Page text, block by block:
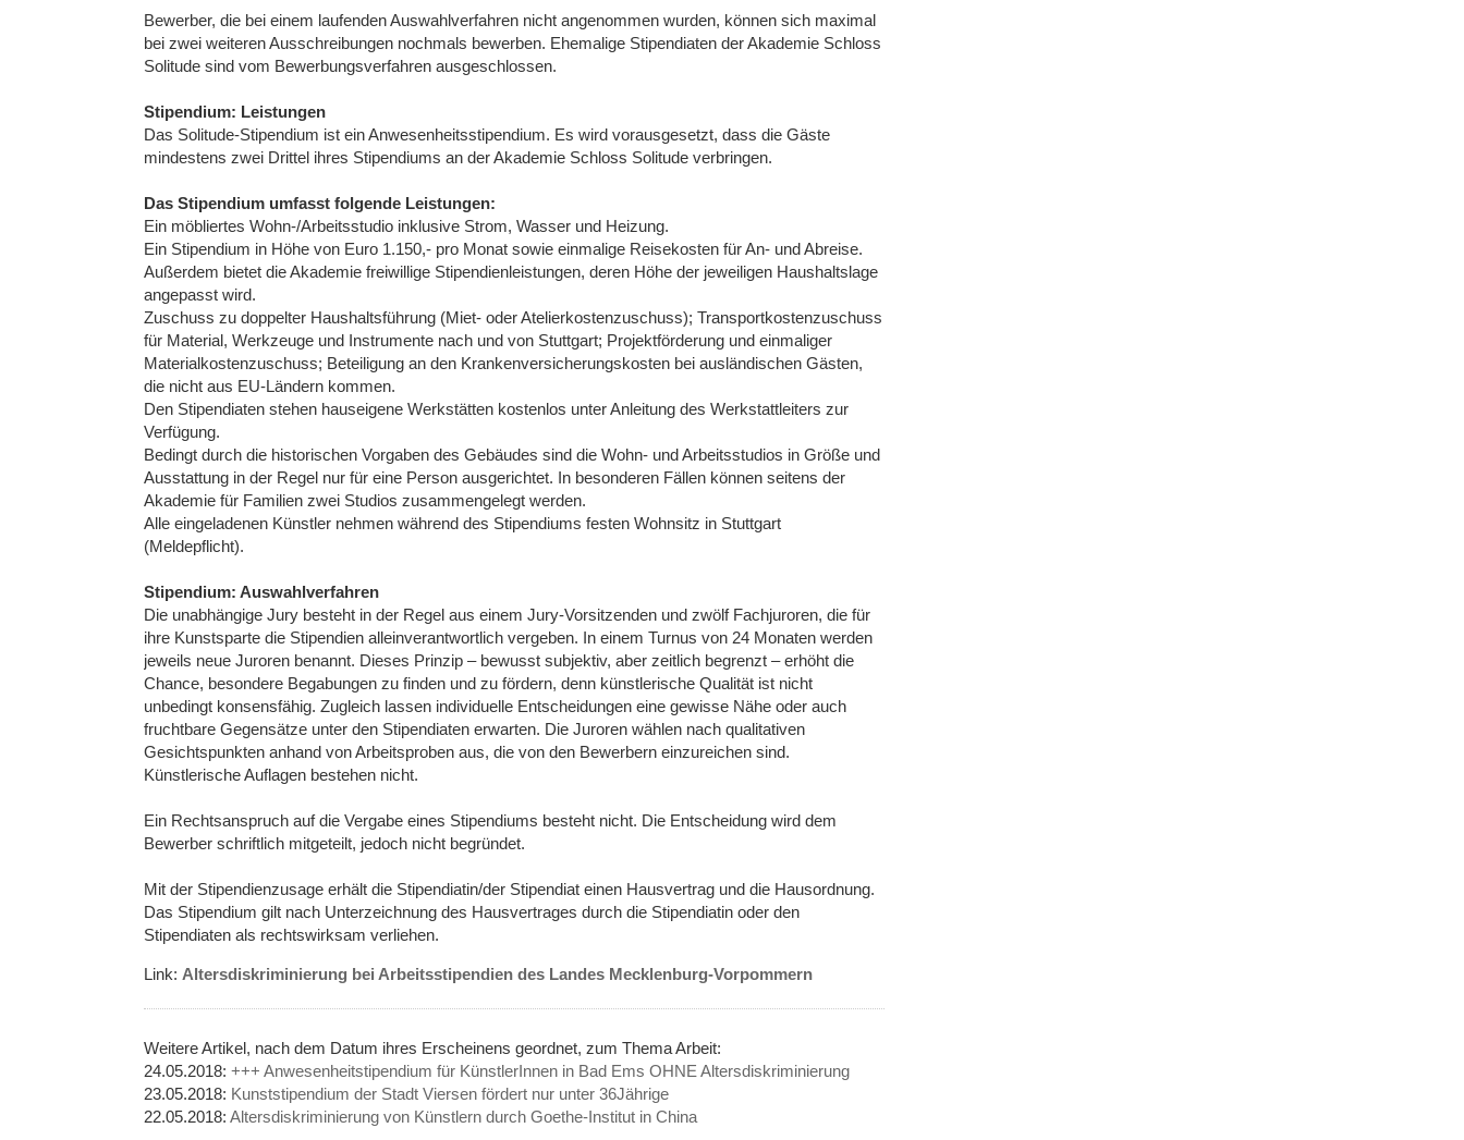
Bewerber, die bei einem laufenden Auswahlverfahren nicht angenommen wurden, können sich maximal
bei zwei weiteren Ausschreibungen nochmals bewerben. Ehemalige Stipendiaten der Akademie Schloss
Solitude sind vom Bewerbungsverfahren ausgeschlossen.
Stipendium: Leistungen
Das Solitude-Stipendium ist ein Anwesenheitsstipendium. Es wird vorausgesetzt, dass die Gäste
mindestens zwei Drittel ihres Stipendiums an der Akademie Schloss Solitude verbringen.
Das Stipendium umfasst folgende Leistungen:
Ein möbliertes Wohn-/Arbeitsstudio inklusive Strom, Wasser und Heizung.
Ein Stipendium in Höhe von Euro 1.150,- pro Monat sowie einmalige Reisekosten für An- und Abreise.
Außerdem bietet die Akademie freiwillige Stipendienleistungen, deren Höhe der jeweiligen Haushaltslage
angepasst wird.
Zuschuss zu doppelter Haushaltsführung (Miet- oder Atelierkostenzuschuss); Transportkostenzuschuss
für Material, Werkzeuge und Instrumente nach und von Stuttgart; Projektförderung und einmaliger
Materialkostenzuschuss; Beteiligung an den Krankenversicherungskosten bei ausländischen Gästen,
die nicht aus EU-Ländern kommen.
Den Stipendiaten stehen hauseigene Werkstätten kostenlos unter Anleitung des Werkstattleiters zur
Verfügung.
Bedingt durch die historischen Vorgaben des Gebäudes sind die Wohn- und Arbeitsstudios in Größe und
Ausstattung in der Regel nur für eine Person ausgerichtet. In besonderen Fällen können seitens der
Akademie für Familien zwei Studios zusammengelegt werden.
Alle eingeladenen Künstler nehmen während des Stipendiums festen Wohnsitz in Stuttgart
(Meldepflicht).
Stipendium: Auswahlverfahren
Die unabhängige Jury besteht in der Regel aus einem Jury-Vorsitzenden und zwölf Fachjuroren, die für
ihre Kunstsparte die Stipendien alleinverantwortlich vergeben. In einem Turnus von 24 Monaten werden
jeweils neue Juroren benannt. Dieses Prinzip ­­– bewusst subjektiv, aber zeitlich begrenzt – erhöht die
Chance, besondere Begabungen zu finden und zu fördern, denn künstlerische Qualität ist nicht
unbedingt konsensfähig. Zugleich lassen individuelle Entscheidungen eine gewisse Nähe oder auch
fruchtbare Gegensätze unter den Stipendiaten erwarten. Die Juroren wählen nach qualitativen
Gesichtspunkten anhand von Arbeitsproben aus, die von den Bewerbern einzureichen sind.
Künstlerische Auflagen bestehen nicht.
Ein Rechtsanspruch auf die Vergabe eines Stipendiums besteht nicht. Die Entscheidung wird dem
Bewerber schriftlich mitgeteilt, jedoch nicht begründet.
Mit der Stipendienzusage erhält die Stipendiatin/der Stipendiat einen Hausvertrag und die Hausordnung.
Das Stipendium gilt nach Unterzeichnung des Hausvertrages durch die Stipendiatin oder den
Stipendiaten als rechtswirksam verliehen.
Link: Altersdiskriminierung bei Arbeitsstipendien des Landes Mecklenburg-Vorpommern
Weitere Artikel, nach dem Datum ihres Erscheinens geordnet, zum Thema Arbeit:
24.05.2018: +++ Anwesenheitstipendium für KünstlerInnen in Bad Ems OHNE Altersdiskriminierung
23.05.2018: Kunststipendium der Stadt Viersen fördert nur unter 36Jährige
22.05.2018: Altersdiskriminierung von Künstlern durch Goethe-Institut in China